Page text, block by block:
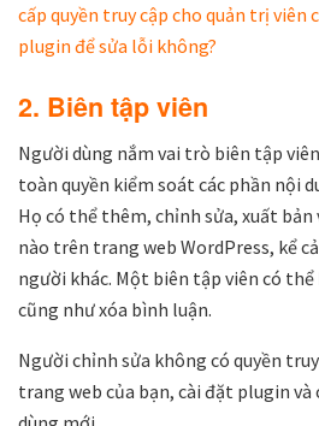
cấp quyền truy cập cho quản trị viên
plugin để sửa lỗi không?
2. Biên tập viên
Người dùng nắm vai trò biên tập
toàn quyền kiểm soát các phần nội
Họ có thể thêm, chỉnh sửa, xuất bản
nào trên trang web WordPress, kể
người khác. Một biên tập viên có
cũng như xóa bình luận.
Người chỉnh sửa không có quyền
trang web của bạn, cài đặt plugin